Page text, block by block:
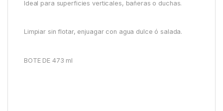
Ideal para superficies verticales, bañeras o duchas.
Limpiar sin flotar, enjuagar con agua dulce ó salada.
BOTE DE 473 ml